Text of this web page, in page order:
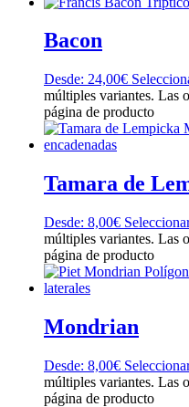
Bacon
Desde: 24,00€
múltiples variantes. Las
página de producto
Tamara de
Desde: 8,00€
múltiples variantes. Las
página de producto
Mondrian
Desde: 8,00€
múltiples variantes. Las
página de producto